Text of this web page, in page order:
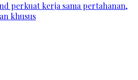
perkuat kerja sama pertahanan,
khusus